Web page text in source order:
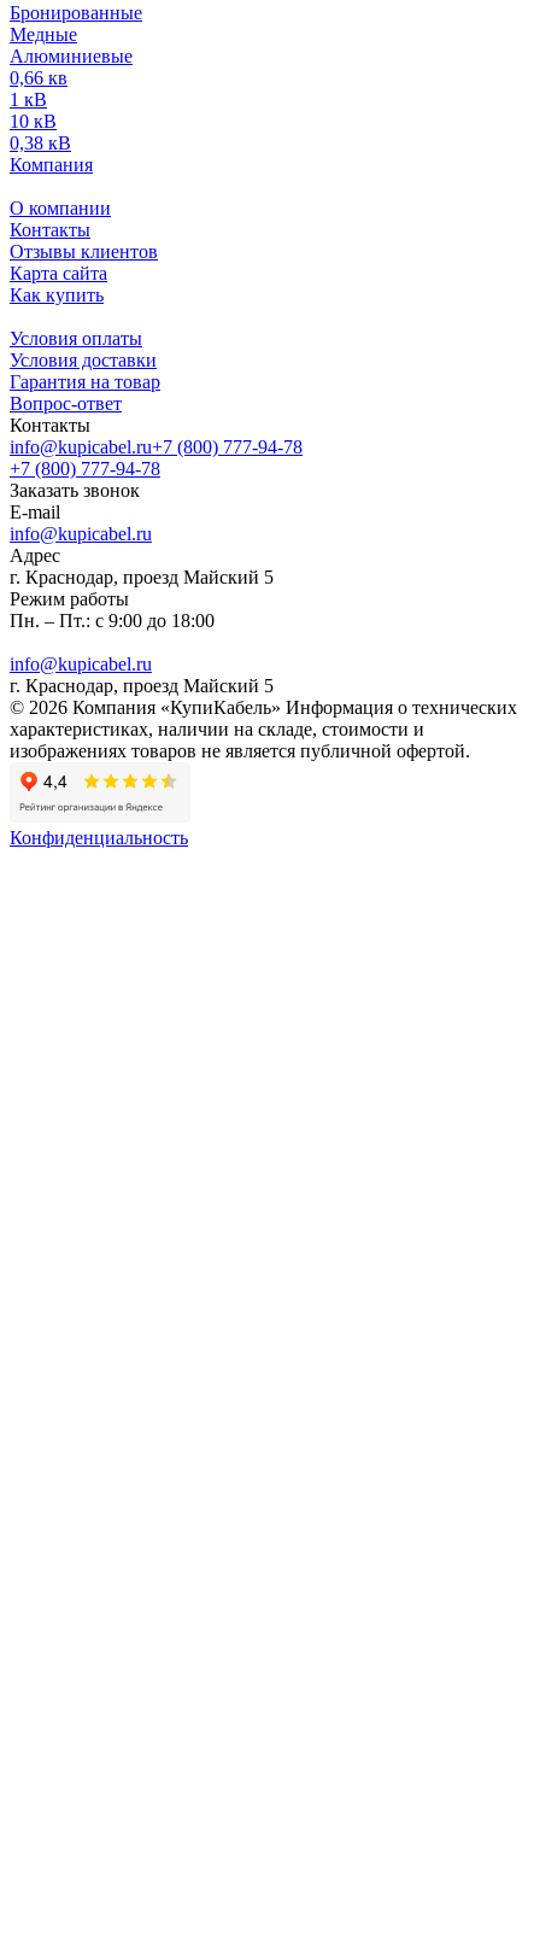
Бронированные
Медные
Алюминиевые
0,66 кв
1 кВ
10 кВ
0,38 кВ
Компания
О компании
Контакты
Отзывы клиентов
Карта сайта
Как купить
Условия оплаты
Условия доставки
Гарантия на товар
Вопрос-ответ
Контакты
info@kupicabel.ru+7 (800) 777-94-78
+7 (800) 777-94-78
Заказать звонок
E-mail
info@kupicabel.ru
Адрес
г. Краснодар, проезд Майский 5
Режим работы
Пн. – Пт.: с 9:00 до 18:00
info@kupicabel.ru
г. Краснодар, проезд Майский 5
© 2026 Компания «КупиКабель» Информация о технических
характеристиках, наличии на складе, стоимости и
изображениях товаров не является публичной офертой.
Конфиденциальность